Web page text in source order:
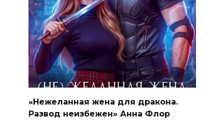
«Нежеланная жена для дракона.
Развод неизбежен» Анна Флор